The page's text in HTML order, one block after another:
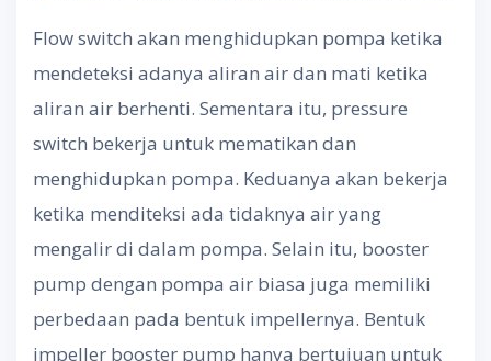
Flow switch akan menghidupkan pompa ketika
mendeteksi adanya aliran air dan mati ketika
aliran air berhenti. Sementara itu, pressure
switch bekerja untuk mematikan dan
menghidupkan pompa. Keduanya akan bekerja
ketika menditeksi ada tidaknya air yang
mengalir di dalam pompa. Selain itu, booster
pump dengan pompa air biasa juga memiliki
perbedaan pada bentuk impellernya. Bentuk
impeller booster pump hanya bertujuan untuk